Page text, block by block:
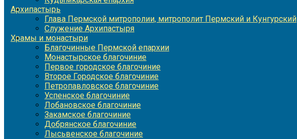
Архипастырь
Глава Пермской митрополии, митрополит Пермский и Кунгурский
Служение Архипастыря
Храмы и монастыри
Благочинные Пермской епархии
Монастырское благочиние
Первое городское благочиние
Второе Городское благочиние
Петропавловское благочиние
Успенское благочиние
Лобановское благочиние
Закамское благочиние
Добрянское благочиние
Лысьвенское благочиние